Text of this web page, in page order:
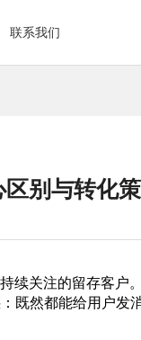
联系我们
别与转化
续关注的留存客户
既然都能给用户发